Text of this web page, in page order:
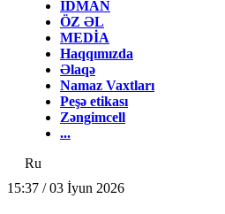
İDMAN
ÖZ ƏL
MEDİA
Haqqımızda
Əlaqə
Namaz Vaxtları
Peşə etikası
Zəngimcell
...
Ru
15:37 / 03 İyun 2026